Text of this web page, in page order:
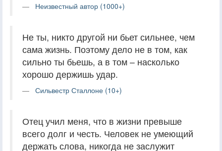
Неизвестный автор (1000+)
Не ты, никто другой ни бьет сильнее, чем
сама жизнь. Поэтому дело не в том, как
сильно ты бьешь, а в том – насколько
хорошо держишь удар.
Сильвестр Сталлоне (10+)
Отец учил меня, что в жизни превыше
всего долг и честь. Человек не умеющий
держать слова, никогда не заслужит